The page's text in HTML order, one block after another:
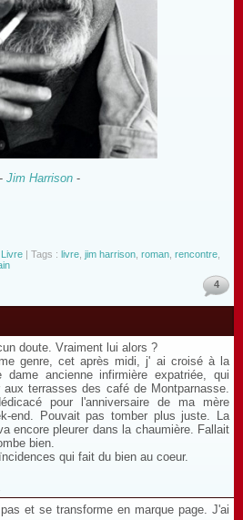
- Jim Harrison-
Livre | Tags : livre jim harrison roman rencontre
4
doute. Vraiment lui alors ?
genre, cet après midi, j' ai croisé à la
ancienne infirmière expatriée, qui
terrasses des café de Montparnasse.
pour l'anniversaire de ma mère
end. Pouvait pas tomber plus juste. La
encore pleurer dans la chaumière. Fallait
bien.
qui fait du bien au coeur.
et se transforme en marque page. J'ai